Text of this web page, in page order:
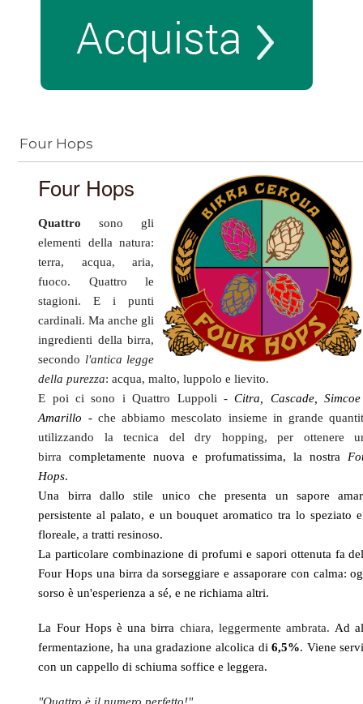
Four Hops
Four Hops
Quattro sono gli
elementi della natura:
terra, acqua, aria,
fuoco. Quattro le
stagioni. E i punti
cardinali. Ma anche gli
ingredienti della birra,
secondo l'antica legge
della purezza: acqua, malto, luppolo e lievito.
E poi ci sono i Quattro Luppoli -Citra, Cascade,
Amarillo - che abbiamo mescolato insieme in grande
utilizzando la tecnica del dry hopping, per ottenere
birracompletamente nuova e profumatissima, la nostra
Hops.
Una birra dallo stile unico che presenta un sapore
persistente al palato, e un bouquet aromatico tra lo speziato
floreale, a tratti resinoso.
La particolare combinazione di profumi e sapori ottenuta fa
Four Hops una birra da sorseggiare e assaporare con calma:
sorso è un'esperienza a sé, e ne richiama altri.
La Four Hops è una birra chiara, leggermente ambrata. Ad
fermentazione, ha una gradazione alcolica di6,5%. Viene
con un cappello di schiuma soffice e leggera.